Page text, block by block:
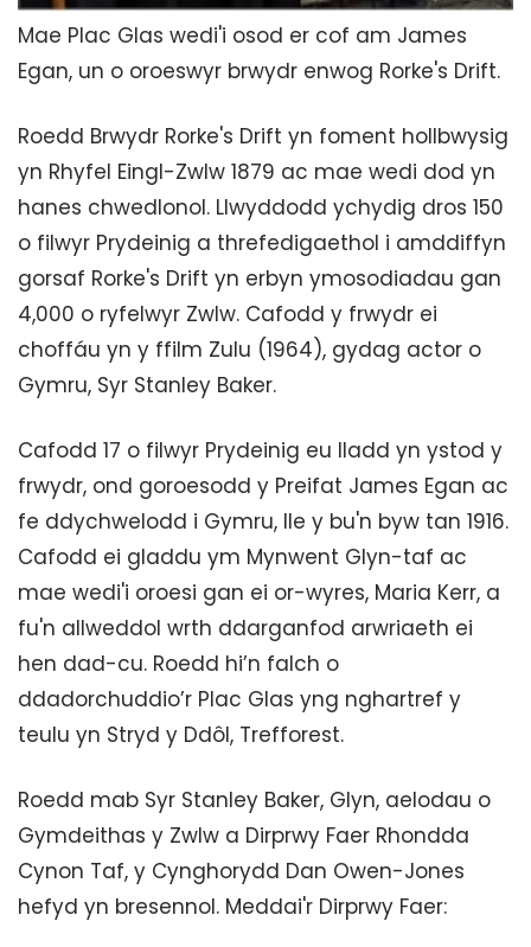
Mae Plac Glas wedi'i osod er cof am James
Egan, un o oroeswyr brwydr enwog Rorke's Drift.
Roedd Brwydr Rorke's Drift yn foment hollbwysig
yn Rhyfel Eingl-Zwlw 1879 ac mae wedi dod yn
hanes chwedlonol. Llwyddodd ychydig dros 150
o filwyr Prydeinig a threfedigaethol i amddiffyn
gorsaf Rorke's Drift yn erbyn ymosodiadau gan
4,000 o ryfelwyr Zwlw. Cafodd y frwydr ei
choffáu yn y ffilm Zulu (1964), gydag actor o
Gymru, Syr Stanley Baker.
Cafodd 17 o filwyr Prydeinig eu lladd yn ystod y
frwydr, ond goroesodd y Preifat James Egan ac
fe ddychwelodd i Gymru, lle y bu'n byw tan 1916.
Cafodd ei gladdu ym Mynwent Glyn-taf ac
mae wedi'i oroesi gan ei or-wyres, Maria Kerr, a
fu'n allweddol wrth ddarganfod arwriaeth ei
hen dad-cu. Roedd hi’n falch o
ddadorchuddio’r Plac Glas yng nghartref y
teulu yn Stryd y Ddôl, Trefforest.
Roedd mab Syr Stanley Baker, Glyn, aelodau o
Gymdeithas y Zwlw a Dirprwy Faer Rhondda
Cynon Taf, y Cynghorydd Dan Owen-Jones
hefyd yn bresennol. Meddai'r Dirprwy Faer: